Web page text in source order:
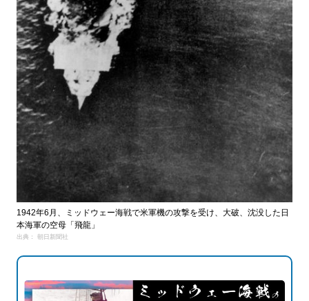
1942年6月、ミッドウェー海戦で米軍機の攻撃を受け、大破、沈没した日
本海軍の空母「飛龍」
出典： 朝日新聞社